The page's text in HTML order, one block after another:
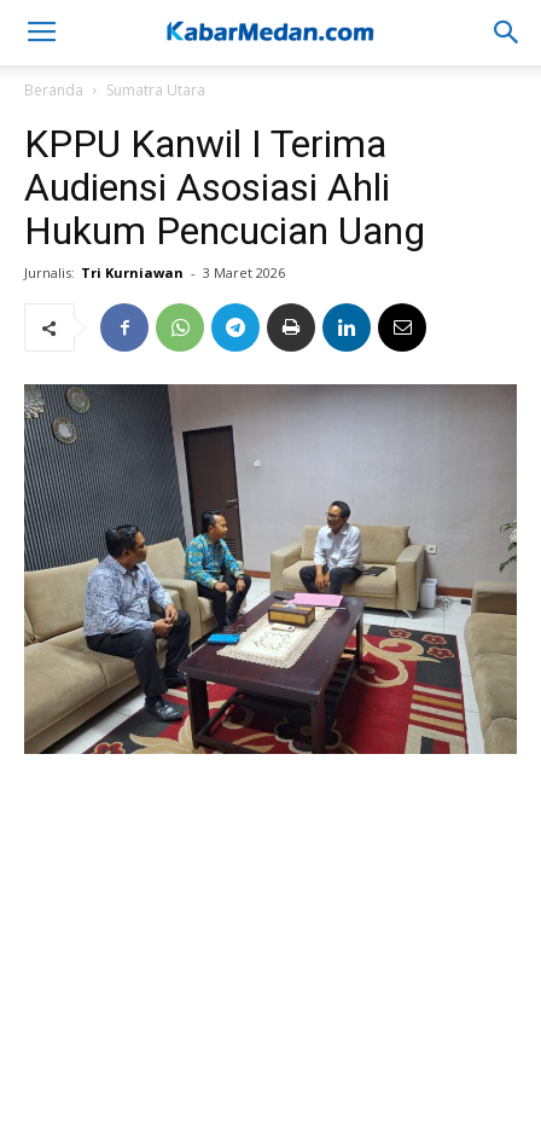
Beranda Sumatra Utara
KPPU Kanwil I Terima
Audiensi Asosiasi Ahli
Hukum Pencucian Uang
Jurnalis: Tri Kurniawan - 3 Maret 2026